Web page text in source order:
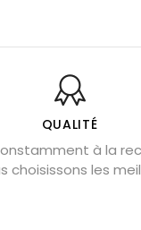
– pierre des
elle faite pour moi ?
apaisante
: vertus et signification
QUALITÉ
à la
choisissons les